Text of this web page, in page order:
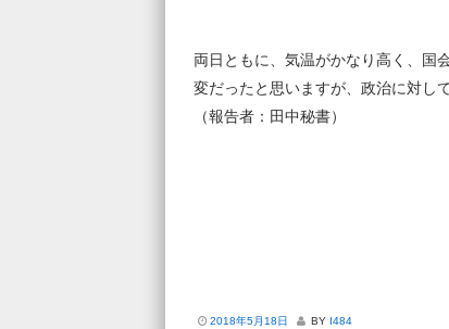
両日ともに、気温がかなり高く、国
変だったと思いますが、政治に対
（報告者：田中秘書）
2018年5月18日 BY I484